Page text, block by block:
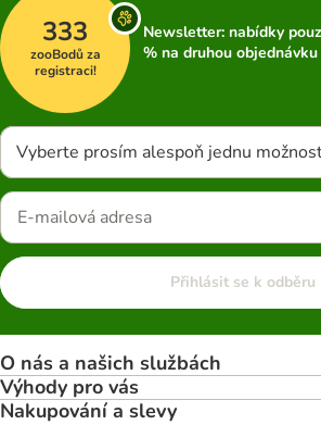
333
zooBodů za
registraci!
Newsletter: nabídky
% na druhou
Vyberte prosím alespoň jednu
Přihlásit se k odběru
O nás a našich službách
Výhody pro vás
Nakupování a slevy